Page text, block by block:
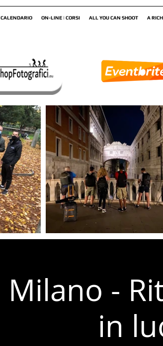
CALENDARIO ON-LINE | CORSI ALL YOU CAN SHOOT A
Milano -
in